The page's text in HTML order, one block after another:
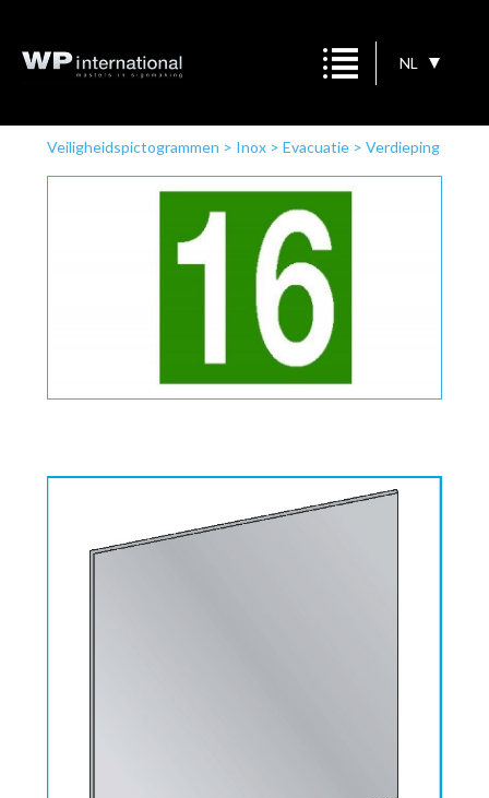
NL
Veiligheidspictogrammen > Inox> Evacuatie> Verdieping